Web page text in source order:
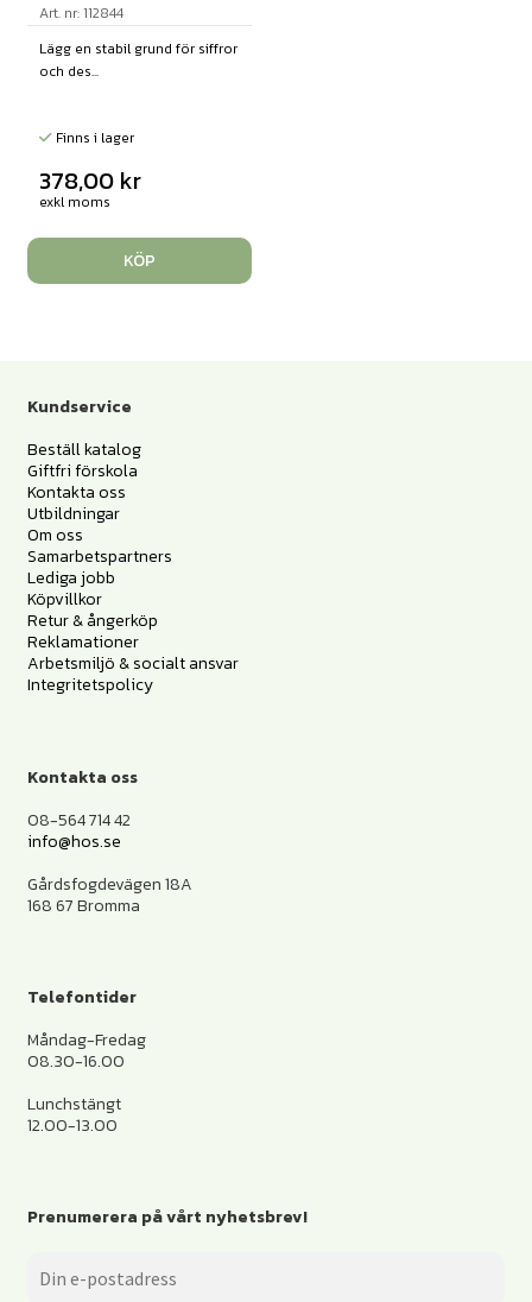
Art. nr: 112844
Lägg en stabil grund för siffror
och des...
Finns i lager
378,00 kr
exkl moms
KÖP
Kundservice
Beställ katalog
Giftfri förskola
Kontakta oss
Utbildningar
Om oss
Samarbetspartners
Lediga jobb
Köpvillkor
Retur & ångerköp
Reklamationer
Arbetsmiljö & socialt ansvar
Integritetspolicy
Kontakta oss
08-564 714 42
info@hos.se
Gårdsfogdevägen 18A
168 67 Bromma
Telefontider
Måndag-Fredag
08.30-16.00
Lunchstängt
12.00-13.00
Prenumerera på vårt nyhetsbrev!